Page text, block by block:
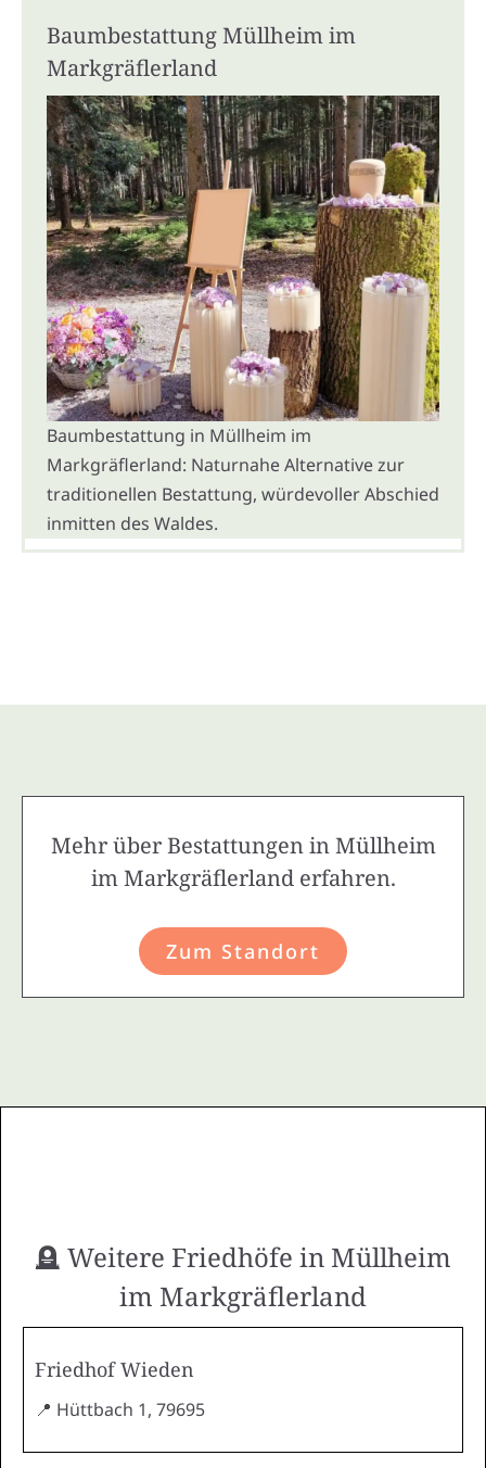
Baumbestattung Müllheim im
Markgräflerland
Baumbestattung in Müllheim im
Markgräflerland: Naturnahe Alternative zur
traditionellen Bestattung, würdevoller Abschied
inmitten des Waldes.
Mehr über Bestattungen in Müllheim
im Markgräflerland erfahren.
Zum Standort
🪦 Weitere Friedhöfe in Müllheim
im Markgräflerland
Friedhof Wieden
📍 Hüttbach 1, 79695